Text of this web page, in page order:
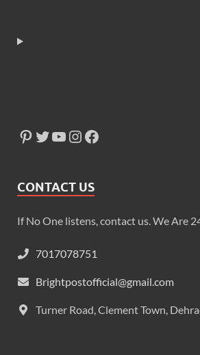
CONTACT US
If No One listens, contact us. We Are
7017078751
Brightpostofficial@gmail.com
Turner Road, Clement Town,